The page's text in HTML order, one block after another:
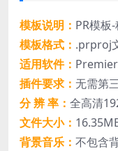
模板说明： PR模板
模板格式： .prproj
适用软件：
插件要求： 无需第
分 辨 率： 全高清
文件大小：
背景音乐： 不包含